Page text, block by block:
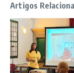
Artigos